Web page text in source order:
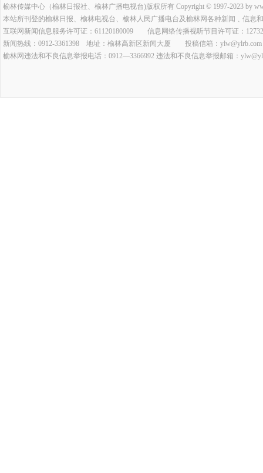
榆林传媒中心（榆林日报社、榆林广播电视台)版权所有 Copyright © 1997-2023 by
本站所刊登的榆林日报、榆林电视台、榆林人民广播电台及榆林网各种新闻﹑信
互联网新闻信息服务许可证：61120180009 信息网络传播视听节目许可证：
新闻热线：0912-3361398 地址：榆林高新区新闻大厦 投稿信箱：ylw@ylrb.com
榆林网违法和不良信息举报电话：0912—3366992 违法和不良信息举报邮箱：